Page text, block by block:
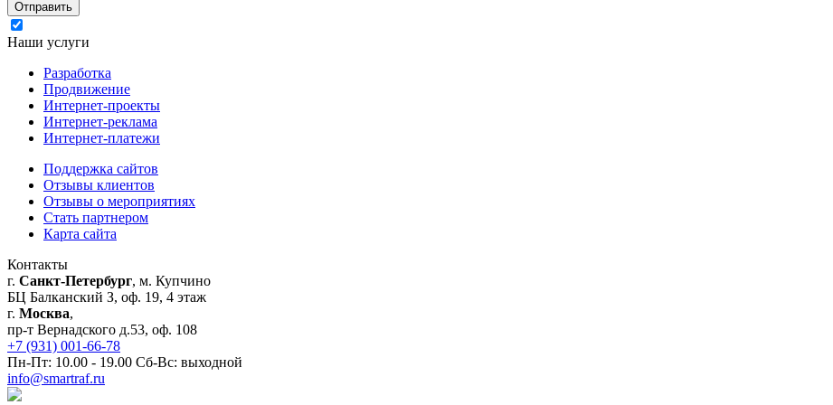
Наши услуги
Разработка
Продвижение
Интернет-проекты
Интернет-реклама
Интернет-платежи
Поддержка сайтов
Отзывы клиентов
Отзывы о мероприятиях
Стать партнером
Карта сайта
Контакты
г. Санкт-Петербург, м. Купчино
БЦ Балканский З, оф. 19, 4 этаж
г. Москва,
пр-т Вернадского д.53, оф. 108
+7 (931) 001-66-78
Пн-Пт: 10.00 - 19.00 Сб-Вс: выходной
info@smartraf.ru